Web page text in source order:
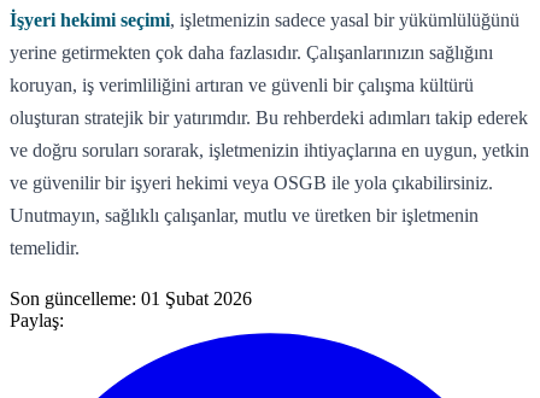
İşyeri hekimi seçimi, işletmenizin sadece yasal bir yükümlülüğünü
yerine getirmekten çok daha fazlasıdır. Çalışanlarınızın sağlığını
koruyan, iş verimliliğini artıran ve güvenli bir çalışma kültürü
oluşturan stratejik bir yatırımdır. Bu rehberdeki adımları takip ederek
ve doğru soruları sorarak, işletmenizin ihtiyaçlarına en uygun, yetkin
ve güvenilir bir işyeri hekimi veya OSGB ile yola çıkabilirsiniz.
Unutmayın, sağlıklı çalışanlar, mutlu ve üretken bir işletmenin
temelidir.
Son güncelleme: 01 Şubat 2026
Paylaş: